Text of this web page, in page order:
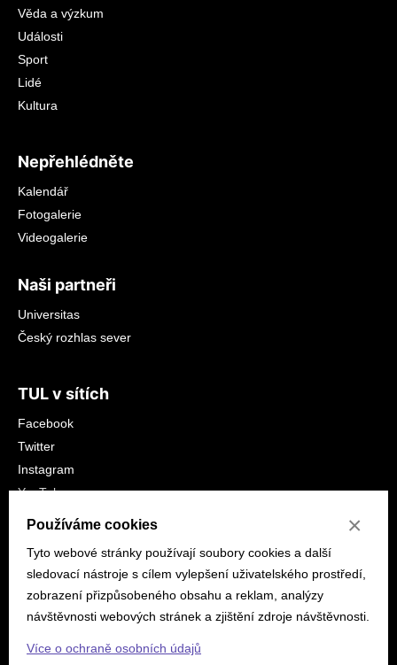
Věda a výzkum
Události
Sport
Lidé
Kultura
Nepřehlédněte
Kalendář
Fotogalerie
Videogalerie
Naši partneři
Universitas
Český rozhlas sever
TUL v sítích
Facebook
Twitter
Instagram
YouTube
LinkedIn
stránek
Ochrana osobních údajů
Používáme cookies
Tyto webové stránky používají soubory cookies a další
sledovací nástroje s cílem vylepšení uživatelského prostředí,
zobrazení přizpůsobeného obsahu a reklam, analýzy
návštěvnosti webových stránek a zjištění zdroje návštěvnosti.
Více o ochraně osobních údajů
×